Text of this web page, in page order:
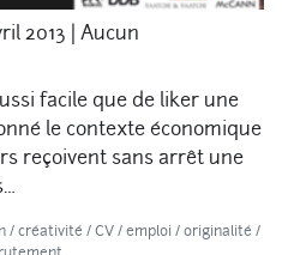
2013 | Aucun
facile que de liker une
le contexte économique
reçoivent sans arrêt une
/créativité /CV/emploi /originalité /